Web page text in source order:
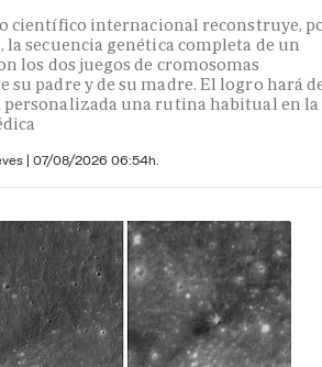
científico internacional reconstruye,
la secuencia genética completa de un
los dos juegos de cromosomas
su padre y de su madre. El logro hará
personalizada una rutina habitual en la
| 07/08/2026 06:54h.